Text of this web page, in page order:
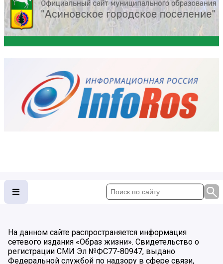
На данном сайте распространяется информация
сетевого издания «Образ жизни». Свидетельство о
регистрации СМИ Эл №ФС77-80947, выдано
Федеральной службой по надзору в сфере связи,